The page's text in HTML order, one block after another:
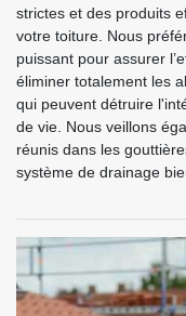
strictes et des produits
votre toiture. Nous
puissant pour assurer
éliminer totalement les
qui peuvent détruire
de vie. Nous veillons
réunis dans les
système de drainage